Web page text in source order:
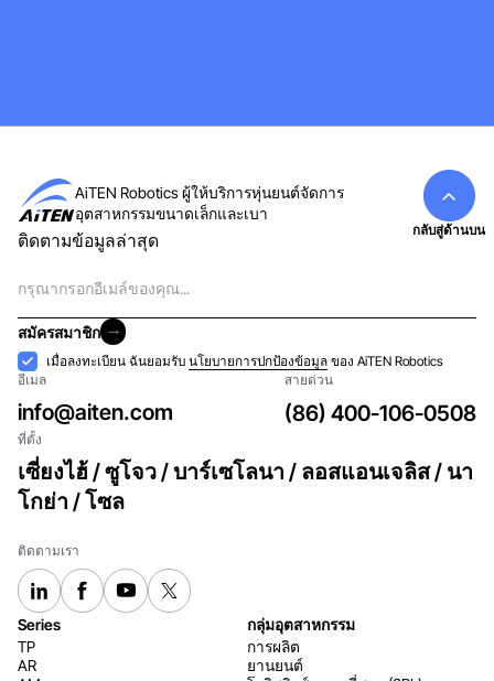
AiTEN Robotics ผู้ให้บริการหุ่นยนต์จัดการ
อุตสาหกรรมขนาดเล็กและเบา
ติดตามข้อมูลล่าสุด
สมัครสมาชิก
สมัครสมาชิก
การ
ยอมรับ
เมื่อลงทะเบียน ฉันยอมรับนโยบายการปกป้องข้อมูล ของ AiTEN Robotics
อีเมล
info@aiten.com
สายด่วน
(86) 400-106-0508
ที่ตั้ง
เซี่ยงไฮ้ / ซูโจว / บาร์เซโลนา / ลอสแอนเจลิส / นา
โกย่า / โซล
ติดตามเรา
Series
TP
AR
กลุ่มอุตสาหกรรม
การผลิต
ยานยนต์
กลับสู่ด้านบน